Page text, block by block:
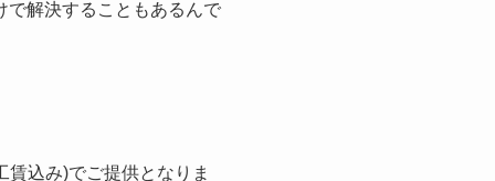
で解決することもあるんで
込み)でご提供となりま